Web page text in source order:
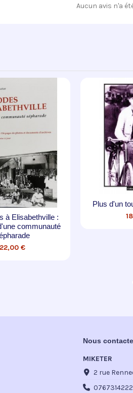
Aucun avis n'a
des six jours
19,00 €
La
Nous
MIKETER
2 rue
0767314222